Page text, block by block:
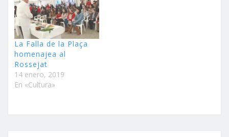
La Falla de la Plaça
homenajea al
Rossejat
14 enero, 2019
En «Cultura»